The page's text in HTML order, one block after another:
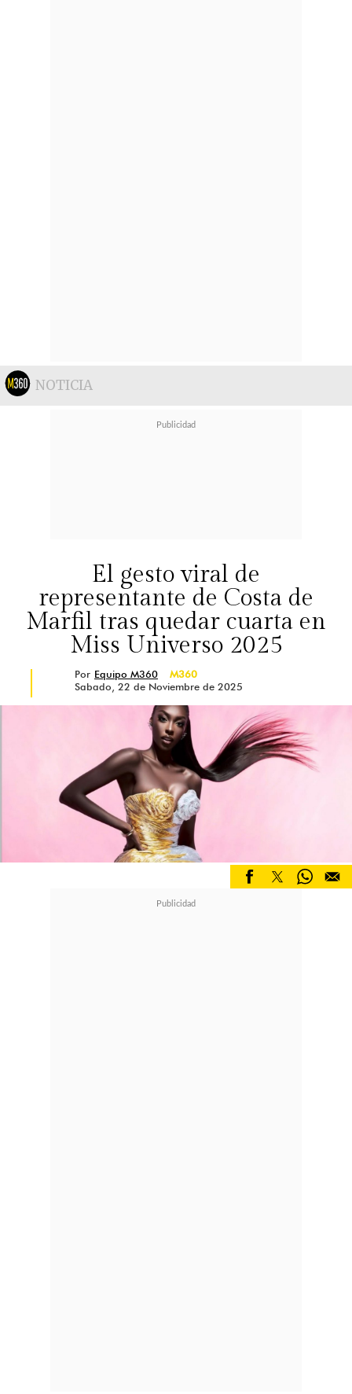
NOTICIA
El gesto viral de
representante de Costa de
Marfil tras quedar cuarta en
Miss Universo 2025
Por Equipo M360
M360
Sabado, 22 de Noviembre de 2025